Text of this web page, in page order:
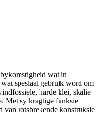
wat in
spesiaal gebruik word om
harde klei, skalie
Met sy kragtige funksie
van rotsbrekende konstruksie